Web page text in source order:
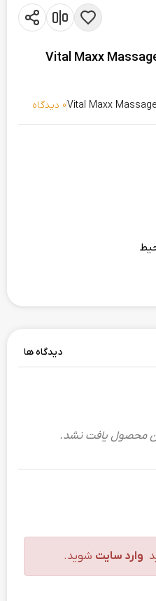
0 دیدگاه
دیدگاه ها
محصول یافت نشد.
وارد سایت شوید.